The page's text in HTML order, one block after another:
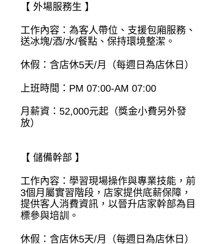
【 外場服務生 】
工作內容：為客人帶位、支援包廂服務、
送冰塊/酒/水/餐點、保持環境整潔。
休假：含店休5天/月（每週日為店休日）
上班時間：PM 07:00-AM 07:00
月薪資：52,000元起（獎金小費另外發
放）
【 儲備幹部 】
工作內容：學習現場操作與專業技能，前
3個月屬實習階段，店家提供底薪保障，
提供客人消費資訊，以晉升店家幹部為目
標參與培訓。
休假：含店休5天/月（每週日為店休日）